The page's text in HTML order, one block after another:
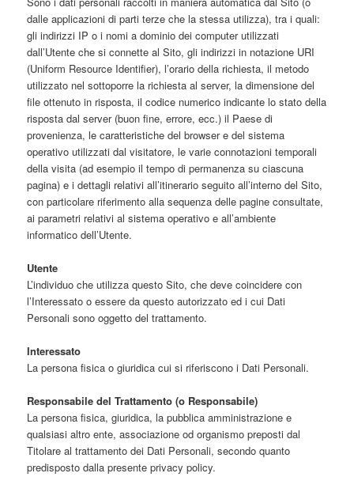
dalle applicazioni di parti terze che la stessa utilizza), tra i quali:
gli indirizzi IP o i nomi a dominio dei computer utilizzati
dall’Utente che si connette al Sito, gli indirizzi in notazione URI
(Uniform Resource Identifier), l’orario della richiesta, il metodo
utilizzato nel sottoporre la richiesta al server, la dimensione del
file ottenuto in risposta, il codice numerico indicante lo stato della
risposta dal server (buon fine, errore, ecc.) il Paese di
provenienza, le caratteristiche del browser e del sistema
operativo utilizzati dal visitatore, le varie connotazioni temporali
della visita (ad esempio il tempo di permanenza su ciascuna
pagina) e i dettagli relativi all’itinerario seguito all’interno del Sito,
con particolare riferimento alla sequenza delle pagine consultate,
ai parametri relativi al sistema operativo e all’ambiente
informatico dell’Utente.
Utente
L’individuo che utilizza questo Sito, che deve coincidere con
l’Interessato o essere da questo autorizzato ed i cui Dati
Personali sono oggetto del trattamento.
Interessato
La persona fisica o giuridica cui si riferiscono i Dati Personali.
Responsabile del Trattamento (o Responsabile)
La persona fisica, giuridica, la pubblica amministrazione e
qualsiasi altro ente, associazione od organismo preposti dal
Titolare al trattamento dei Dati Personali, secondo quanto
predisposto dalla presente privacy policy.